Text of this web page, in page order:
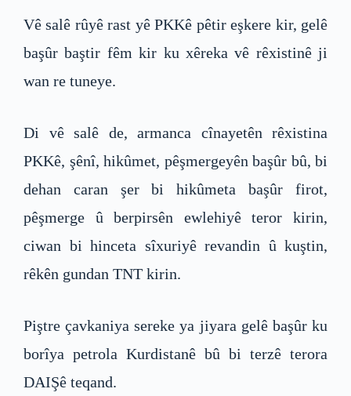
Vê salê rûyê rast yê PKKê pêtir eşkere kir, gelê
başûr baştir fêm kir ku xêreka vê rêxistinê ji
wan re tuneye.
Di vê salê de, armanca cînayetên rêxistina
PKKê, şênî, hikûmet, pêşmergeyên başûr bû, bi
dehan caran şer bi hikûmeta başûr firot,
pêşmerge û berpirsên ewlehiyê teror kirin,
ciwan bi hinceta sîxuriyê revandin û kuştin,
rêkên gundan TNT kirin.
Piştre çavkaniya sereke ya jiyara gelê başûr ku
borîya petrola Kurdistanê bû bi terzê terora
DAIŞê teqand.